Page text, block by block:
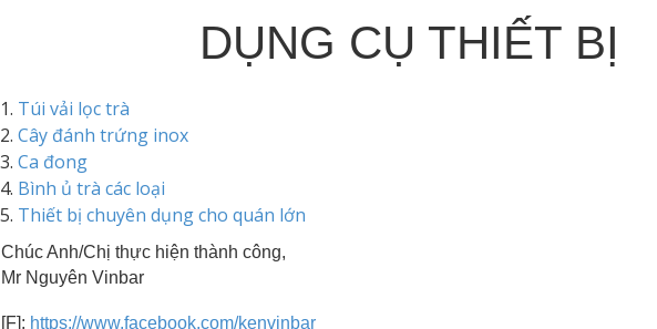
DỤNG CỤ THIẾT BỊ
Túi vải lọc trà
Cây đánh trứng inox
Ca đong
Bình ủ trà các loại
Thiết bị chuyên dụng cho quán lớn
Chúc Anh/Chị thực hiện thành công,
Mr Nguyên Vinbar
[F]: https://www.facebook.com/kenvinbar